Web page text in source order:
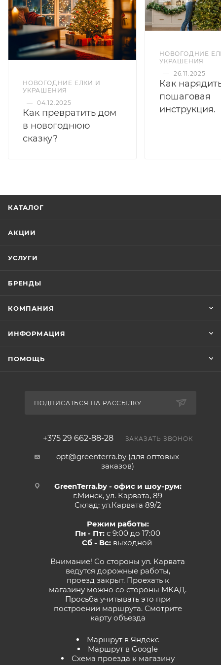
НОВОГОДНИЕ ЕЛКИ И
УКРАШЕНИЯ
— 04.12.2025
Как превратить дом
в новогоднюю
сказку?
НОВОГОДНИЕ
УКРАШЕНИЯ
— 26.11.2025
Как
пошаговая
инструкция.
КАТАЛОГ
АКЦИИ
УСЛУГИ
БРЕНДЫ
КОМПАНИЯ
ИНФОРМАЦИЯ
ПОМОЩЬ
ПОДПИСАТЬСЯ НА РАССЫЛКУ
+375 29 662-88-28 ЗАКАЗАТЬ ЗВОНОК
opt@greenterra.by (для оптовых
заказов)
GreenTerra.by - офис и шоу-рум:
г.Минск, ул. Карвата, 89
Склад: ул.Карвата 89/2
Режим работы:
Пн - Пт: с 9:00 до 17:00
Сб - Вс:выходной
Внимание! Со стороны ул. Карвата
ведутся дорожные работы,
проезд закрыт. Проехать к
магазину можно со стороны МКАД.
Просьба учитывать это при
построении маршрута. Смотрите
карту объезда
Маршрут в Яндекс
Маршрут в Google
Схема проезда к магазину